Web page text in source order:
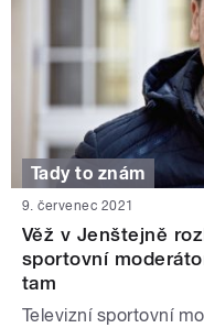
Tady to znám
9. červenec 2021
Věž v Jenštejně
sportovní
tam
Televizní sportovní